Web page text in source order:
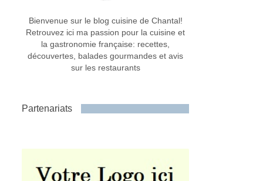
Bienvenue sur le blog cuisine de Chantal!
Retrouvez ici ma passion pour la cuisine et
la gastronomie française: recettes,
découvertes, balades gourmandes et avis
sur les restaurants
Partenariats